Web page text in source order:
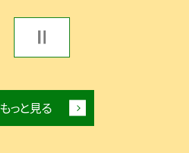
もっと見る